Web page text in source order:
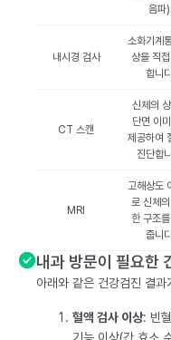
음파
내시경 검사
소화기계
상을 직
합니
CT 스캔
신체의
단면 이
제공하여
진단합
MRI
고해상도
로 신체의
한 구조
줍니
내과 방문이 필요한
아래와 같은 건강검진 결
혈액 검사 이상: 빈